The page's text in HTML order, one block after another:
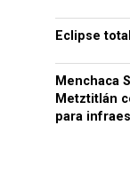
Eclipse
Menchaca
Metztitlán
para